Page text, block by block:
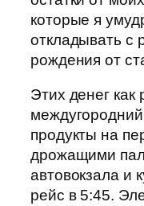
которые я
откладывать с
рождения от
Этих денег как
продукты на
дрожащими
автовокзала и
рейс в 5:45.